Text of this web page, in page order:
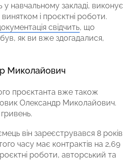
у навчальному закладі, виконує
і проєктні роботи.
свідчить, що
як ви вже здогадалися,
Миколайович
проєктанта вже також
Олександр Миколайович.
він зареєструвався 8 років
часу має контрактів на 2,69
роботи, авторський та